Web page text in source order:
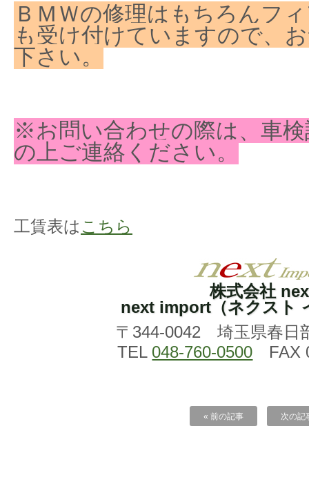
ＢＭＷの修理はもちろんフ
も受け付けていますので、
下さい。
※お問い合わせの際は、車
の上ご連絡ください。
工賃表は こちら
株式会社
next import（ネクスト
〒344-0042 埼玉県春日
TEL 048-760-0500 FAX
« 前の記事 次の記